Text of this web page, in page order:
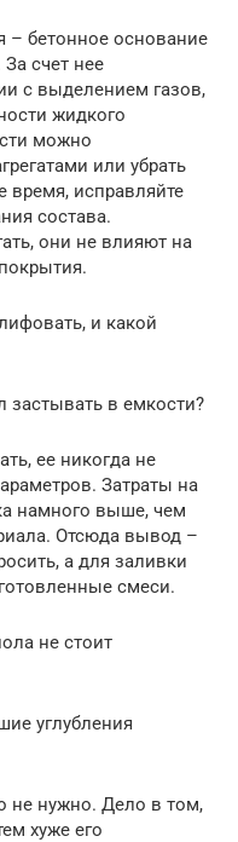
– бетонное основание
счет нее
с выделением газов,
жидкого
можно
или убрать
время, исправляйте
состава.
они не влияют на
и какой
застывать в емкости?
ее никогда не
Затраты на
намного выше, чем
Отсюда вывод –
а для заливки
смеси.
не стоит
углубления
не нужно. Дело в том,
хуже его